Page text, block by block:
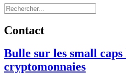
Contact
Bulle sur les small caps
cryptomonnaies